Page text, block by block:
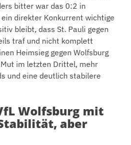
bitter war das 0:2 in
direkter Konkurrent wichtige
bleibt, dass St. Pauli gegen
traf und nicht komplett
Heimsieg gegen Wolfsburg
im letzten Drittel, mehr
und eine deutlich stabilere
Wolfsburg mit
aber